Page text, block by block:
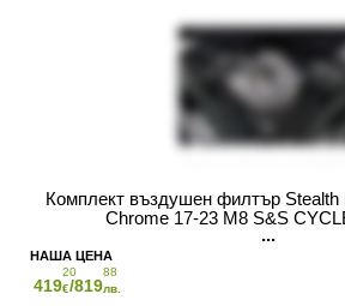
Комплект въздушен филтър Stealth
Chrome 17-23 M8 S&S
419
20
€/819
88
лв.